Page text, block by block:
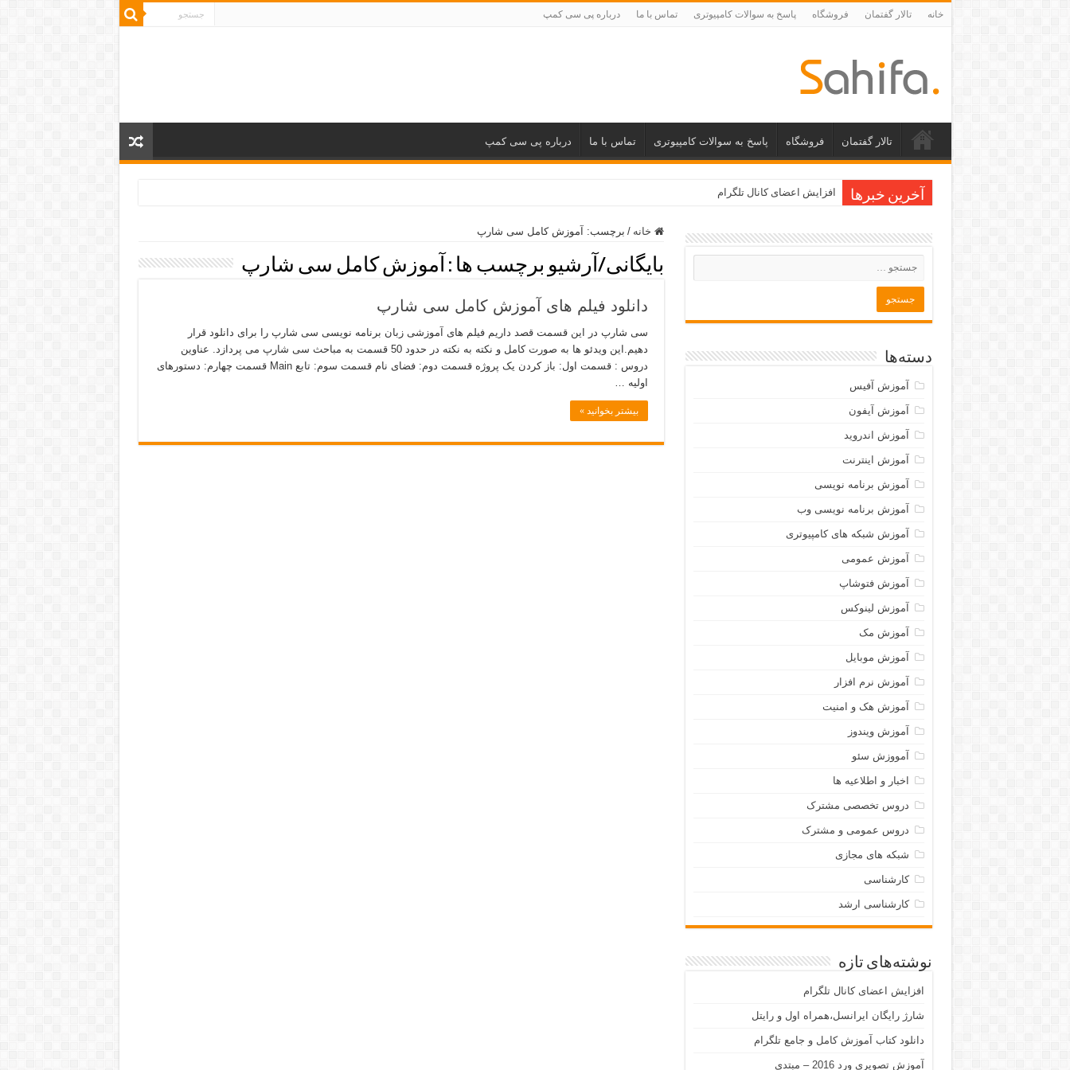
خانه تالار گفتمان فروشگاه پاسخ به سوالات کامپیوتری تماس با ما درباره پی سی کمپ
تالار گفتمان فروشگاه پاسخ به سوالات کامپیوتری تماس با ما درباره پی سی کمپ
آخرین خبرها افزایش اعضای کانال تلگرام
خانه / برچسب: آموزش کامل سی شارپ
بایگانی/آرشیو برچسب ها : آموزش کامل سی شارپ
دانلود فیلم های آموزش کامل سی شارپ
سی شارپ در این قسمت قصد داریم فیلم های آموزشی زبان برنامه نویسی سی شارپ را برای دانلود قرار
دهیم.این ویدئو ها به صورت کامل و نکته به نکته در حدود 50 قسمت به مباحث سی شارپ می پردازد. عناوین
دروس : قسمت اول: باز کردن یک پروژه قسمت دوم: فضای نام قسمت سوم: تابع Main قسمت چهارم: دستورهای
اولیه …
بیشتر بخوانید »
دسته‌ها
آموزش آفیس
آموزش آیفون
آموزش اندروید
آموزش اینترنت
آموزش برنامه نویسی
آموزش برنامه نویسی وب
آموزش شبکه های کامپیوتری
آموزش عمومی
آموزش فتوشاپ
آموزش لینوکس
آموزش مک
آموزش موبایل
آموزش نرم افزار
آموزش هک و امنیت
آموزش ویندوز
آمووزش سئو
اخبار و اطلاعیه ها
دروس تخصصی مشترک
دروس عمومی و مشترک
شبکه های مجازی
کارشناسی
کارشناسی ارشد
نوشته‌های تازه
افزایش اعضای کانال تلگرام
شارژ رایگان ایرانسل،همراه اول و رایتل
دانلود کتاب آموزش کامل و جامع تلگرام
آموزش تصویری ورد 2016 – مبتدی